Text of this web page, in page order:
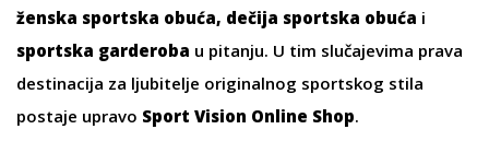
ženska sportska obuća, dečija sportska obuća i
sportska garderoba u pitanju. U tim slučajevima prava
destinacija za ljubitelje originalnog sportskog stila
postaje upravo Sport Vision Online Shop.